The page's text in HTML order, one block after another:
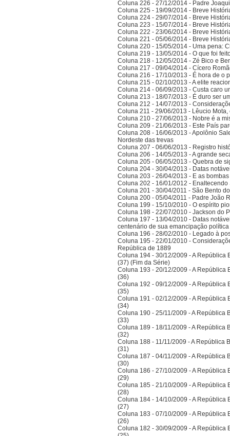
Coluna 226 - 27/12/2014 - Padre
Coluna 225 - 19/09/2014 - Breve
Coluna 224 - 29/07/2014 - Breve
Coluna 223 - 15/07/2014 - Breve
Coluna 222 - 23/06/2014 - Breve
Coluna 221 - 05/06/2014 - Breve
Coluna 220 - 15/05/2014 - Uma pena:
Coluna 219 - 13/05/2014 - O que foi
Coluna 218 - 12/05/2014 - Zé Bico e
Coluna 217 - 09/04/2014 - Cícero
Coluna 216 - 17/10/2013 - É hora de o
Coluna 215 - 02/10/2013 - A elite
Coluna 214 - 06/09/2013 - Custa caro
Coluna 213 - 18/07/2013 - É duro ser
Coluna 212 - 14/07/2013 -
Coluna 211 - 29/06/2013 - Lêucio
Coluna 210 - 27/06/2013 - Nobre é a
Coluna 209 - 21/06/2013 - Este País
Coluna 208 - 16/06/2013 - Apolônio
Nordeste das trevas
Coluna 207 - 06/06/2013 - Registro
Coluna 206 - 14/05/2013 - A grande
Coluna 205 - 06/05/2013 - Quebra de
Coluna 204 - 30/04/2013 - Datas
Coluna 203 - 26/04/2013 - E as
Coluna 202 - 16/01/2012 -
Coluna 201 - 30/04/2011 - São Bento
Coluna 200 - 05/04/2011 - Padre João
Coluna 199 - 15/10/2010 - O espírito
Coluna 198 - 22/07/2010 - Jackson do
Coluna 197 - 13/04/2010 - Datas
centenário de sua emancipação
Coluna 196 - 28/02/2010 - Legado à
Coluna 195 - 22/01/2010 -
República de 1889
Coluna 194 - 30/12/2009 - A República
(37) (Fim da Série)
Coluna 193 - 20/12/2009 - A República
(36)
Coluna 192 - 09/12/2009 - A República
(35)
Coluna 191 - 02/12/2009 - A República
(34)
Coluna 190 - 25/11/2009 - A República
(33)
Coluna 189 - 18/11/2009 - A República
(32)
Coluna 188 - 11/11/2009 - A República
(31)
Coluna 187 - 04/11/2009 - A República
(30)
Coluna 186 - 27/10/2009 - A República
(29)
Coluna 185 - 21/10/2009 - A República
(28)
Coluna 184 - 14/10/2009 - A República
(27)
Coluna 183 - 07/10/2009 - A República
(26)
Coluna 182 - 30/09/2009 - A República